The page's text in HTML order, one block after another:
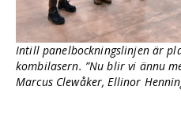
Intill panelbockningslinjen är
kombilasern. ”Nu blir vi ännu
Marcus Clewåker, Ellinor